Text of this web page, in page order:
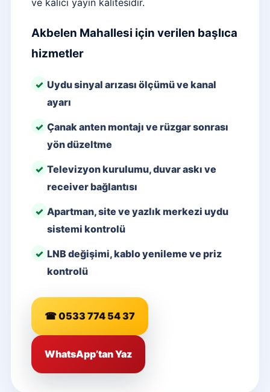
Akbelen Mahallesi için verilen başlıca
hizmetler
Uydu sinyal arızası ölçümü ve kanal
ayarı
Çanak anten montajı ve rüzgar sonrası
yön düzeltme
Televizyon kurulumu, duvar askı ve
receiver bağlantısı
Apartman, site ve yazlık merkezi uydu
sistemi kontrolü
LNB değişimi, kablo yenileme ve priz
kontrolü
☎ 0533 774 54 37
WhatsApp’tan Yaz